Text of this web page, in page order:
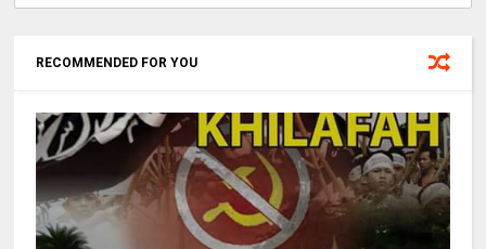
RECOMMENDED FOR YOU